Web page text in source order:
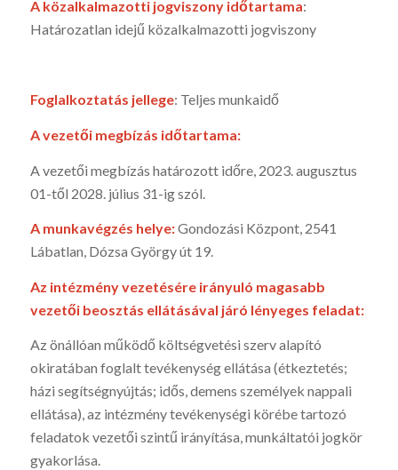
A közalkalmazotti jogviszony időtartama:
Határozatlan idejű közalkalmazotti jogviszony
Foglalkoztatás jellege: Teljes munkaidő
A vezetői megbízás időtartama:
A vezetői megbízás határozott időre, 2023. augusztus
01-től 2028. július 31-ig szól.
A munkavégzés helye:Gondozási Központ, 2541
Lábatlan, Dózsa György út 19.
Az intézmény vezetésére irányuló magasabb
vezetői beosztás ellátásával járó lényeges feladat:
Az önállóan működő költségvetési szerv alapító
okiratában foglalt tevékenység ellátása (étkeztetés;
házi segítségnyújtás; idős, demens személyek nappali
ellátása), az intézmény tevékenységi körébe tartozó
feladatok vezetői szintű irányítása, munkáltatói jogkör
gyakorlása.